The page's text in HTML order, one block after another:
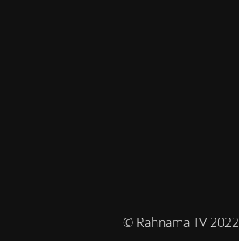
© Rahnama TV 2022